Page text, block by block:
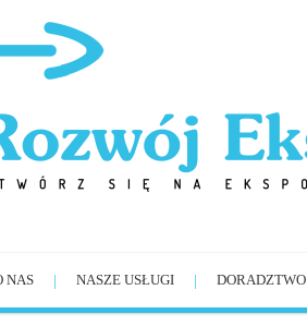
NAS NASZE USŁUGI DORADZTWO